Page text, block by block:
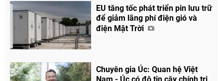
EU tăng tốc phát triển pin lưu trữ
để giảm lãng phí điện gió và
điện Mặt Trời
Chuyên gia Úc: Quan hệ Việt